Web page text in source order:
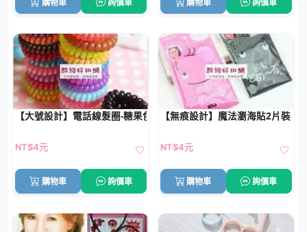
【大號設計】電話線髮圈-糖果色髮束
NT$4元
購物車 詢價車
【無痕設計】魔法瀏海貼2片裝 -
NT$4元
購物車 詢價車